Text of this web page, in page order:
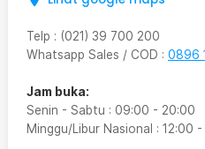
Telp : (021) 39 700 200
Whatsapp Sales / COD : 0896
Jam buka:
Senin - Sabtu : 09:00 - 20:00
Minggu/Libur Nasional : 12:00 -